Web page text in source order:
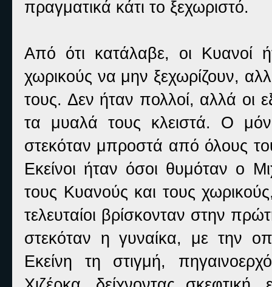
πραγματικά κάτι το ξεχωριστό.
Από ότι κατάλαβε, οι Κυανοί
χωρικούς να μην ξεχωρίζουν,
τους. Δεν ήταν πολλοί, αλλά οι
τα μυαλά τους κλειστά. Ο
στεκόταν μπροστά από όλους
Εκείνοι ήταν όσοι θυμόταν ο
τους Κυανούς και τους
τελευταίοι βρίσκονταν στην
στεκόταν η γυναίκα, με την
Εκείνη τη στιγμή,